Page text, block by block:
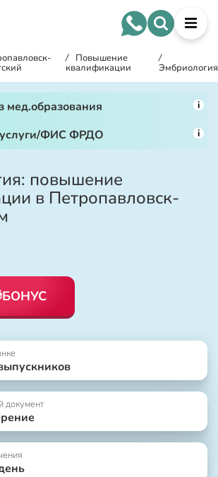
/ Повышение
квалификации
/
Эмбриология
мед.образования i
ФИС ФРДО i
повышение
в Петропавловск-
документ